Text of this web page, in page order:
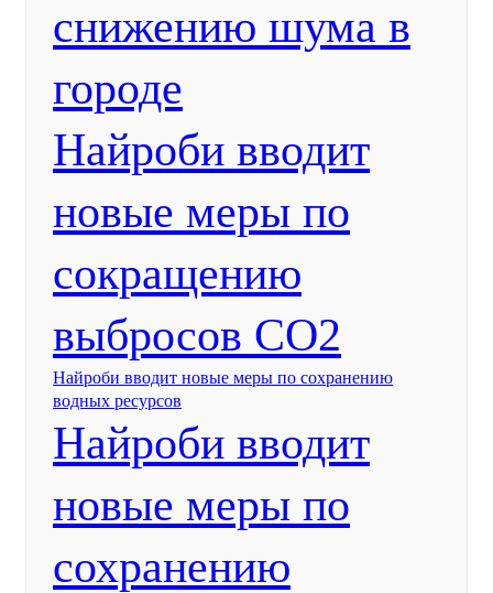
снижению шума в
городе
Найроби вводит
новые меры по
сокращению
выбросов CO2
Найроби вводит новые меры по сохранению
водных ресурсов
Найроби вводит
новые меры по
сохранению